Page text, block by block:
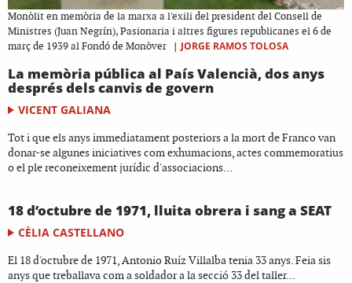
Monòlit en memòria de la marxa a l'exili del president del Consell de
Ministres (Juan Negrín), Pasionaria i altres figures republicanes el 6 de
març de 1939 al Fondó de Monòver
| JORGE RAMOS TOLOSA
La memòria pública al País Valencià, dos anys
després dels canvis de govern
VICENT GALIANA
Tot i que els anys immediatament posteriors a la mort de Franco van
donar-se algunes iniciatives com exhumacions, actes commemoratius
o el ple reconeixement jurídic d'associacions...
18 d’octubre de 1971, lluita obrera i sang a SEAT
CÈLIA CASTELLANO
El 18 d'octubre de 1971, Antonio Ruíz Villalba tenia 33 anys. Feia sis
anys que treballava com a soldador a la secció 33 del taller...